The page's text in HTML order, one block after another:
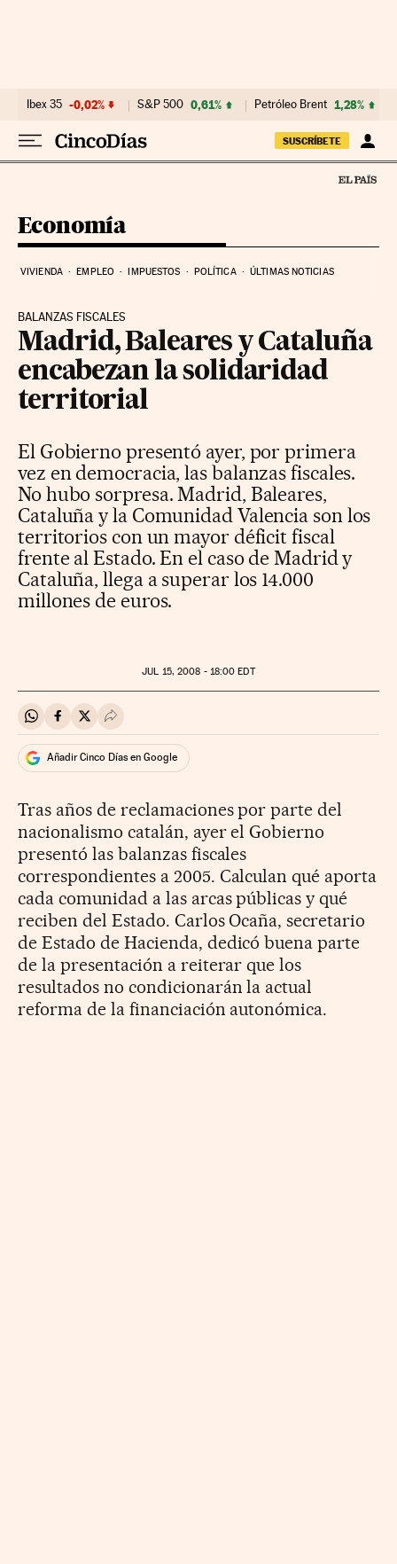
Ibex 35 -0,02% S&P 500 0,61% Petróleo Brent 1,28%
SUSCRÍBETE
Economía
VIVIENDA EMPLEO IMPUESTOS POLÍTICA ÚLTIMAS NOTICIAS
BALANZAS FISCALES
Madrid, Baleares y Cataluña
encabezan la solidaridad
territorial
El Gobierno presentó ayer, por primera
vez en democracia, las balanzas fiscales.
No hubo sorpresa. Madrid, Baleares,
Cataluña y la Comunidad Valencia son los
territorios con un mayor déficit fiscal
frente al Estado. En el caso de Madrid y
Cataluña, llega a superar los 14.000
millones de euros.
JUL 15, 2008 - 18:00 EDT
Compartir en Whatsapp
Compartir en Facebook
Compartir en Twitter
Desplegar Redes Sociales
Añadir Cinco Días en Google
Tras años de reclamaciones por parte del
nacionalismo catalán, ayer el Gobierno
presentó las balanzas fiscales
correspondientes a 2005. Calculan qué aporta
cada comunidad a las arcas públicas y qué
reciben del Estado. Carlos Ocaña, secretario
de Estado de Hacienda, dedicó buena parte
de la presentación a reiterar que los
resultados no condicionarán la actual
reforma de la financiación autonómica.